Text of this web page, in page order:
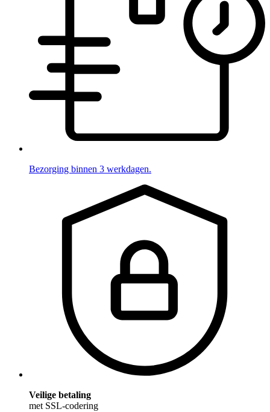
Bezorging binnen 3 werkdagen.
Veilige betaling
met SSL-codering